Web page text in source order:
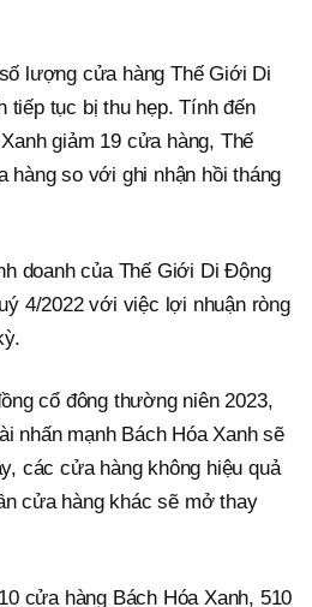
lượng cửa hàng Thế Giới Di
tiếp tục bị thu hẹp. Tính đến
giảm 19 cửa hàng, Thế
hàng so với ghi nhận hồi tháng
doanh của Thế Giới Di Động
4/2022 với việc lợi nhuận ròng
cổ đông thường niên 2023,
nhấn mạnh Bách Hóa Xanh sẽ
các cửa hàng không hiệu quả
cửa hàng khác sẽ mở thay
cửa hàng Bách Hóa Xanh, 510